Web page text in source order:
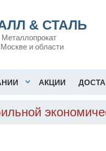
& СТАЛЬ
Металлопрокат
и области
АКЦИИ